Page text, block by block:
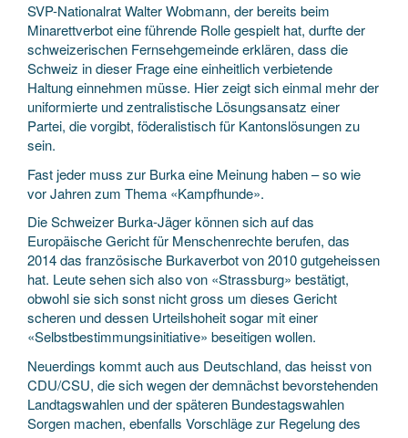
SVP-Nationalrat Walter Wobmann, der bereits beim
Minarettverbot eine führende Rolle gespielt hat, durfte der
schweizerischen Fernsehgemeinde erklären, dass die
Schweiz in dieser Frage eine einheitlich verbietende
Haltung einnehmen müsse. Hier zeigt sich einmal mehr der
uniformierte und zentralistische Lösungsansatz einer
Partei, die vorgibt, föderalistisch für Kantonslösungen zu
sein.
Fast jeder muss zur Burka eine Meinung haben – so wie
vor Jahren zum Thema «Kampfhunde».
Die Schweizer Burka-Jäger können sich auf das
Europäische Gericht für Menschenrechte berufen, das
2014 das französische Burkaverbot von 2010 gutgeheissen
hat. Leute sehen sich also von «Strassburg» bestätigt,
obwohl sie sich sonst nicht gross um dieses Gericht
scheren und dessen Urteilshoheit sogar mit einer
«Selbstbestimmungsinitiative» beseitigen wollen.
Neuerdings kommt auch aus Deutschland, das heisst von
CDU/CSU, die sich wegen der demnächst bevorstehenden
Landtagswahlen und der späteren Bundestagswahlen
Sorgen machen, ebenfalls Vorschläge zur Regelung des